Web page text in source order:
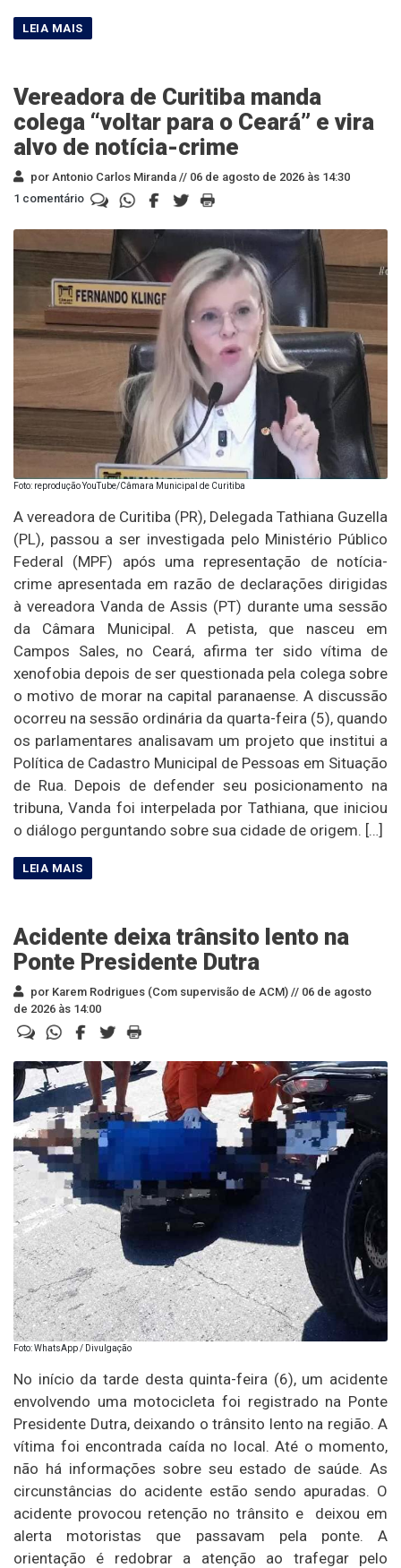
Vereadora de Curitiba manda
colega “voltar para o Ceará” e vira
alvo de notícia-crime
por Antonio Carlos Miranda // 06 de agosto de 2026 às 14:30
1 comentário
Foto: reprodução YouTube/Câmara Municipal de Curitiba
A vereadora de Curitiba (PR), Delegada Tathiana Guzella
(PL), passou a ser investigada pelo Ministério Público
Federal (MPF) após uma representação de notícia-
crime apresentada em razão de declarações dirigidas
à vereadora Vanda de Assis (PT) durante uma sessão
da Câmara Municipal. A petista, que nasceu em
Campos Sales, no Ceará, afirma ter sido vítima de
xenofobia depois de ser questionada pela colega sobre
o motivo de morar na capital paranaense. A discussão
ocorreu na sessão ordinária da quarta-feira (5), quando
os parlamentares analisavam um projeto que institui a
Política de Cadastro Municipal de Pessoas em Situação
de Rua. Depois de defender seu posicionamento na
tribuna, Vanda foi interpelada por Tathiana, que iniciou
o diálogo perguntando sobre sua cidade de origem. […]
Acidente deixa trânsito lento na
Ponte Presidente Dutra
por Karem Rodrigues (Com supervisão de ACM) // 06 de agosto
de 2026 às 14:00
Foto: WhatsApp / Divulgação
No início da tarde desta quinta-feira (6), um acidente
envolvendo uma motocicleta foi registrado na Ponte
Presidente Dutra, deixando o trânsito lento na região. A
vítima foi encontrada caída no local. Até o momento,
não há informações sobre seu estado de saúde. As
circunstâncias do acidente estão sendo apuradas. O
acidente provocou retenção no trânsito e deixou em
alerta motoristas que passavam pela ponte. A
orientação é redobrar a atenção ao trafegar pelo